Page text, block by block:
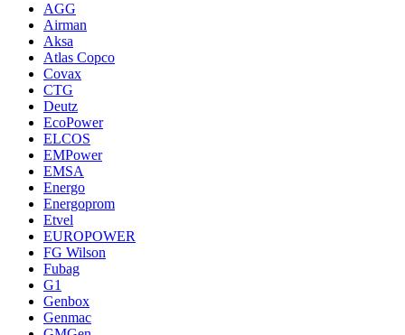
AGG
Airman
Aksa
Atlas Copco
Covax
CTG
Deutz
EcoPower
ELCOS
EMPower
EMSA
Energo
Energoprom
Etvel
EUROPOWER
FG Wilson
Fubag
G1
Genbox
Genmac